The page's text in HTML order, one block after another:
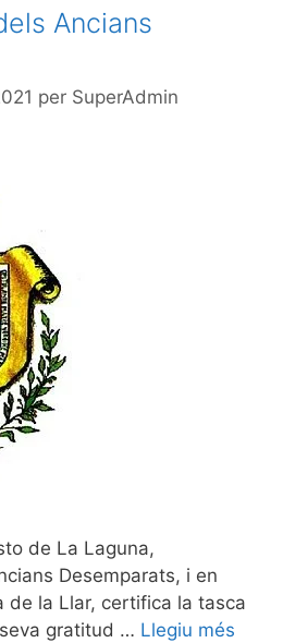
Ancians
per SuperAdmin
de La Laguna,
Desemparats, i en
de la Llar, certifica la tasca
gratitud … Llegiu més